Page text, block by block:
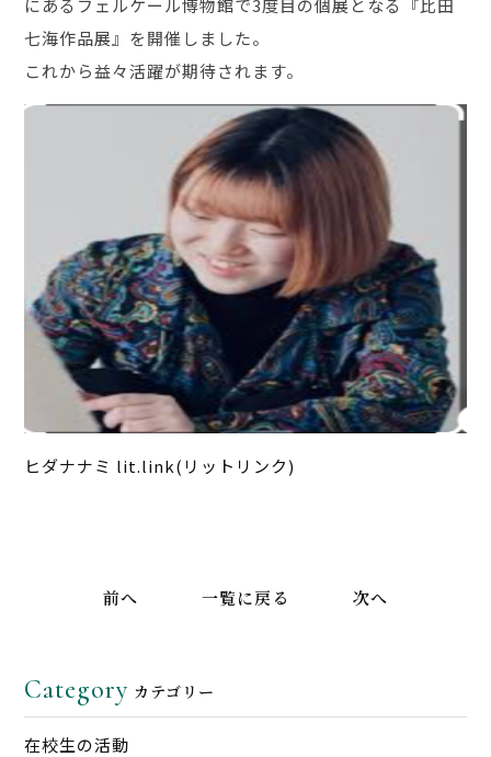
七海作品展』を開催しました。
これから益々活躍が期待されます。
ヒダナナミ lit.link(リットリンク)
前へ 一覧に戻る 次へ
Category カテゴリー
在校生の活動